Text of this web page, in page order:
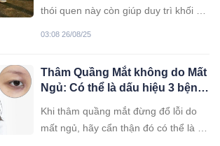
thói quen này còn giúp duy trì khối cơ
03:08 26/08/25
Thâm Quầng Mắt không do Mất
Ngủ: Có thể là dấu hiệu 3 bệnh
Khi thâm quầng mắt đừng đổ lỗi do
mất ngủ, hãy cẩn thận đó có thể là lời